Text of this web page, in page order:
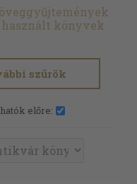
könyvek
szűrök
előre: